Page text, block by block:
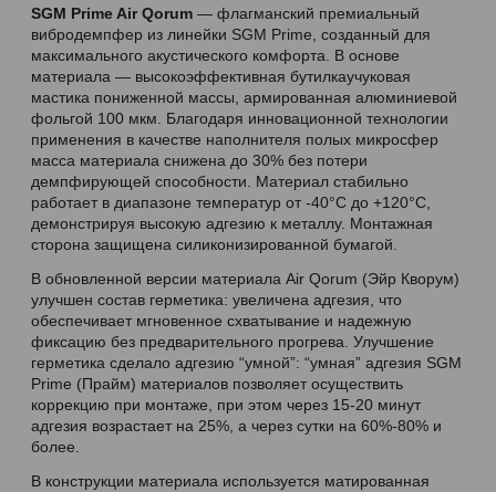
SGM Prime Air Qorum — флагманский премиальный
вибродемпфер из линейки SGM Prime, созданный для
максимального акустического комфорта. В основе
материала — высокоэффективная бутилкаучуковая
мастика пониженной массы, армированная алюминиевой
фольгой 100 мкм. Благодаря инновационной технологии
применения в качестве наполнителя полых микросфер
масса материала снижена до 30% без потери
демпфирующей способности. Материал стабильно
работает в диапазоне температур от -40°C до +120°C,
демонстрируя высокую адгезию к металлу. Монтажная
сторона защищена силиконизированной бумагой.
В обновленной версии материала Air Qorum (Эйр Кворум)
улучшен состав герметика: увеличена адгезия, что
обеспечивает мгновенное схватывание и надежную
фиксацию без предварительного прогрева. Улучшение
герметика сделало адгезию “умной”: “умная” адгезия SGM
Prime (Прайм) материалов позволяет осуществить
коррекцию при монтаже, при этом через 15-20 минут
адгезия возрастает на 25%, а через сутки на 60%-80% и
более.
В конструкции материала используется матированная